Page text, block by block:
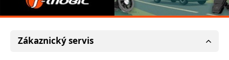
Zákaznický servis